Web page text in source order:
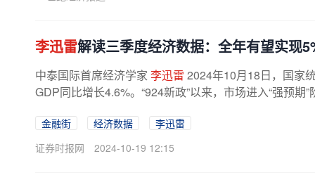
李迅雷解读三季度经济数据：全年有望实现
中泰国际首席经济学家 李迅雷 2024年10月18日，国家
GDP同比增长4.6%。“924新政”以来，市场进入“强预
金融街 经济数据
李迅雷
证券时报网
2024-10-19 12:15